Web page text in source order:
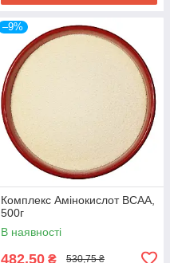
–9%
Комплекс Амінокислот ВСАА,
500г
В наявності
482,50 ₴ 530,75 ₴